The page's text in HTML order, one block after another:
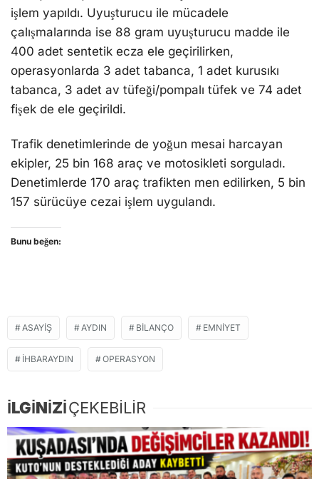
işlem yapıldı. Uyuşturucu ile mücadele
çalışmalarında ise 88 gram uyuşturucu madde ile
400 adet sentetik ecza ele geçirilirken,
operasyonlarda 3 adet tabanca, 1 adet kurusıkı
tabanca, 3 adet av tüfeği/pompalı tüfek ve 74 adet
fişek de ele geçirildi.
Trafik denetimlerinde de yoğun mesai harcayan
ekipler, 25 bin 168 araç ve motosikleti sorguladı.
Denetimlerde 170 araç trafikten men edilirken, 5 bin
157 sürücüye cezai işlem uygulandı.
Bunu beğen:
ASAYIŞ AYDIN BILANÇO EMNIYET
IHBARAYDIN OPERASYON
İLGİNİZİÇEKEBİLİR